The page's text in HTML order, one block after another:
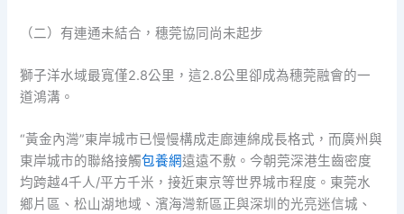
（二）有連通未結合，穗莞協同尚未起步
獅子洋水域最寬僅2.8公里，這2.8公里卻成為穗莞融會的一
道鴻溝。
“黃金內灣”東岸城市已慢慢構成走廊連綿成長格式，而廣州與
東岸城市的聯絡接觸包養網遠遠不敷。今朝莞深港生齒密度
均跨越4千人/平方千米，接近東京等世界城市程度。東莞水
鄉片區、松山湖地域、濱海灣新區正與深圳的光亮迷信城、